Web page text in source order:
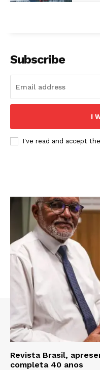
Subscribe
I
I've read and accept the
Revista Brasil,
completa 40 anos